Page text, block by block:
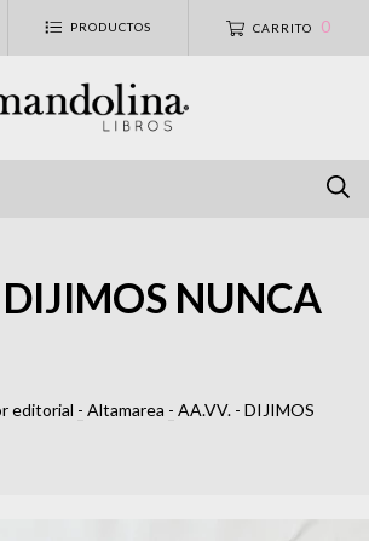
PRODUCTOS CARRITO 0
NUNCA
editorial - Altamarea - AA.VV. - DIJIMOS